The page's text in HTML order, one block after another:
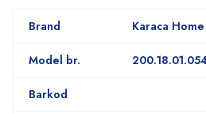
Brand Karaca Home
Model br.
Barkod